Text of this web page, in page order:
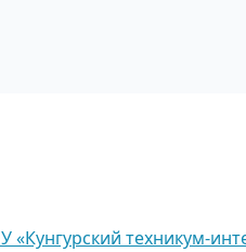
техникум-